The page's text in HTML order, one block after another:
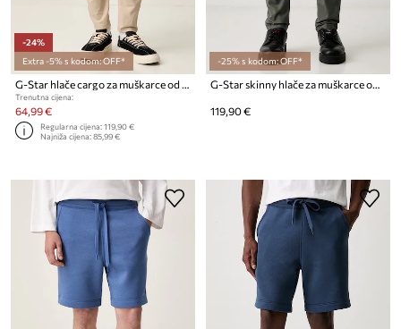
-24%
Extra -5% s kodom: OFF*
Trenutna cijena:
64,99 €
Regularna cijena:119,90 €
Najniža cijena:85,99 €
-25% s kodom: OFF*
119,90 €